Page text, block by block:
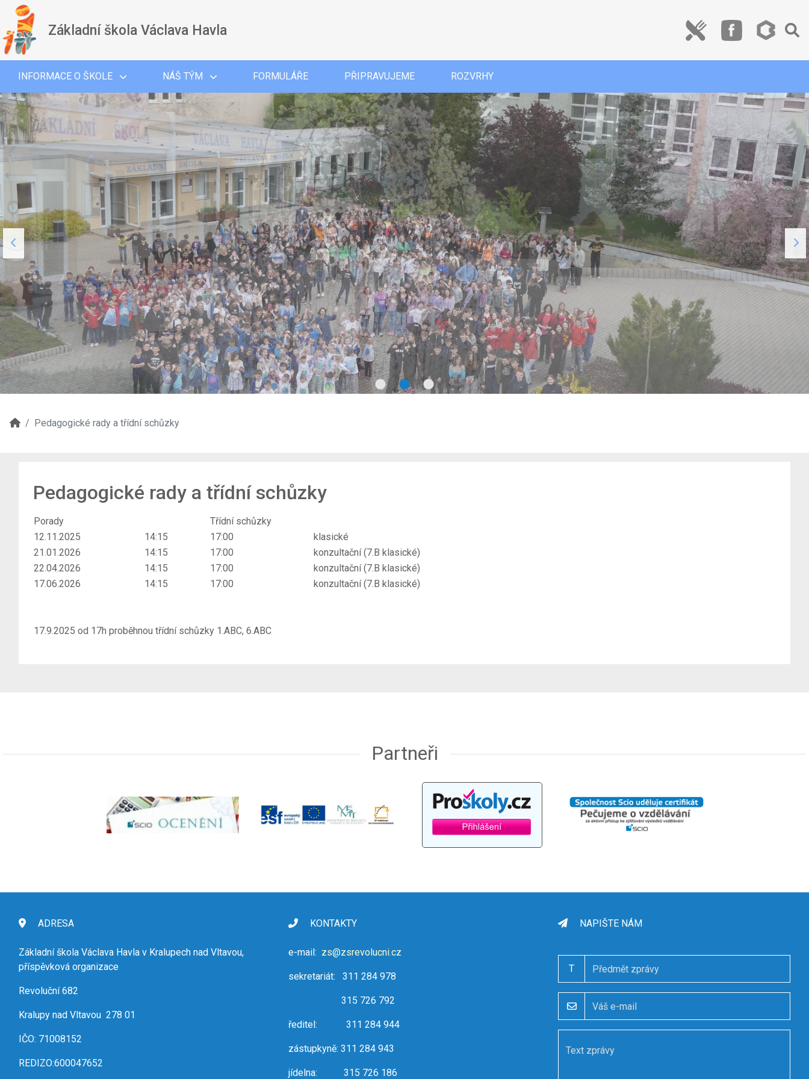
Základní škola Václava Havla
INFORMACE O ŠKOLE NÁŠ TÝM FORMULÁŘE PŘIPRAVUJEME ROZVRHY
Pedagogické rady a třídní schůzky
Pedagogické rady a třídní schůzky
Porady
Třídní schůzky
12.11.2025
14:15 17:00
klasické
21.01.2026
14:15 17:00
konzultační (7.B klasické)
22.04.2026
14:15 17:00
konzultační (7.B klasické)
17.06.2026
14:15 17:00 konzultační (7.B klasické)
17.9.2025 od 17h proběhnou třídní schůzky 1.ABC, 6.ABC
Partneři
ADRESA
Základní škola Václava Havla v Kralupech nad Vltavou,
příspěvková organizace
Revoluční 682
Kralupy nad Vltavou 278 01
IČO: 71008152
REDIZO:600047652
KONTAKTY
e-mail: zs@zsrevolucni.cz
sekretariát: 311 284 978
315 726 792
ředitel: 311 284 944
zástupkyně: 311 284 943
jídelna: 315 726 186
NAPIŠTE NÁM
T